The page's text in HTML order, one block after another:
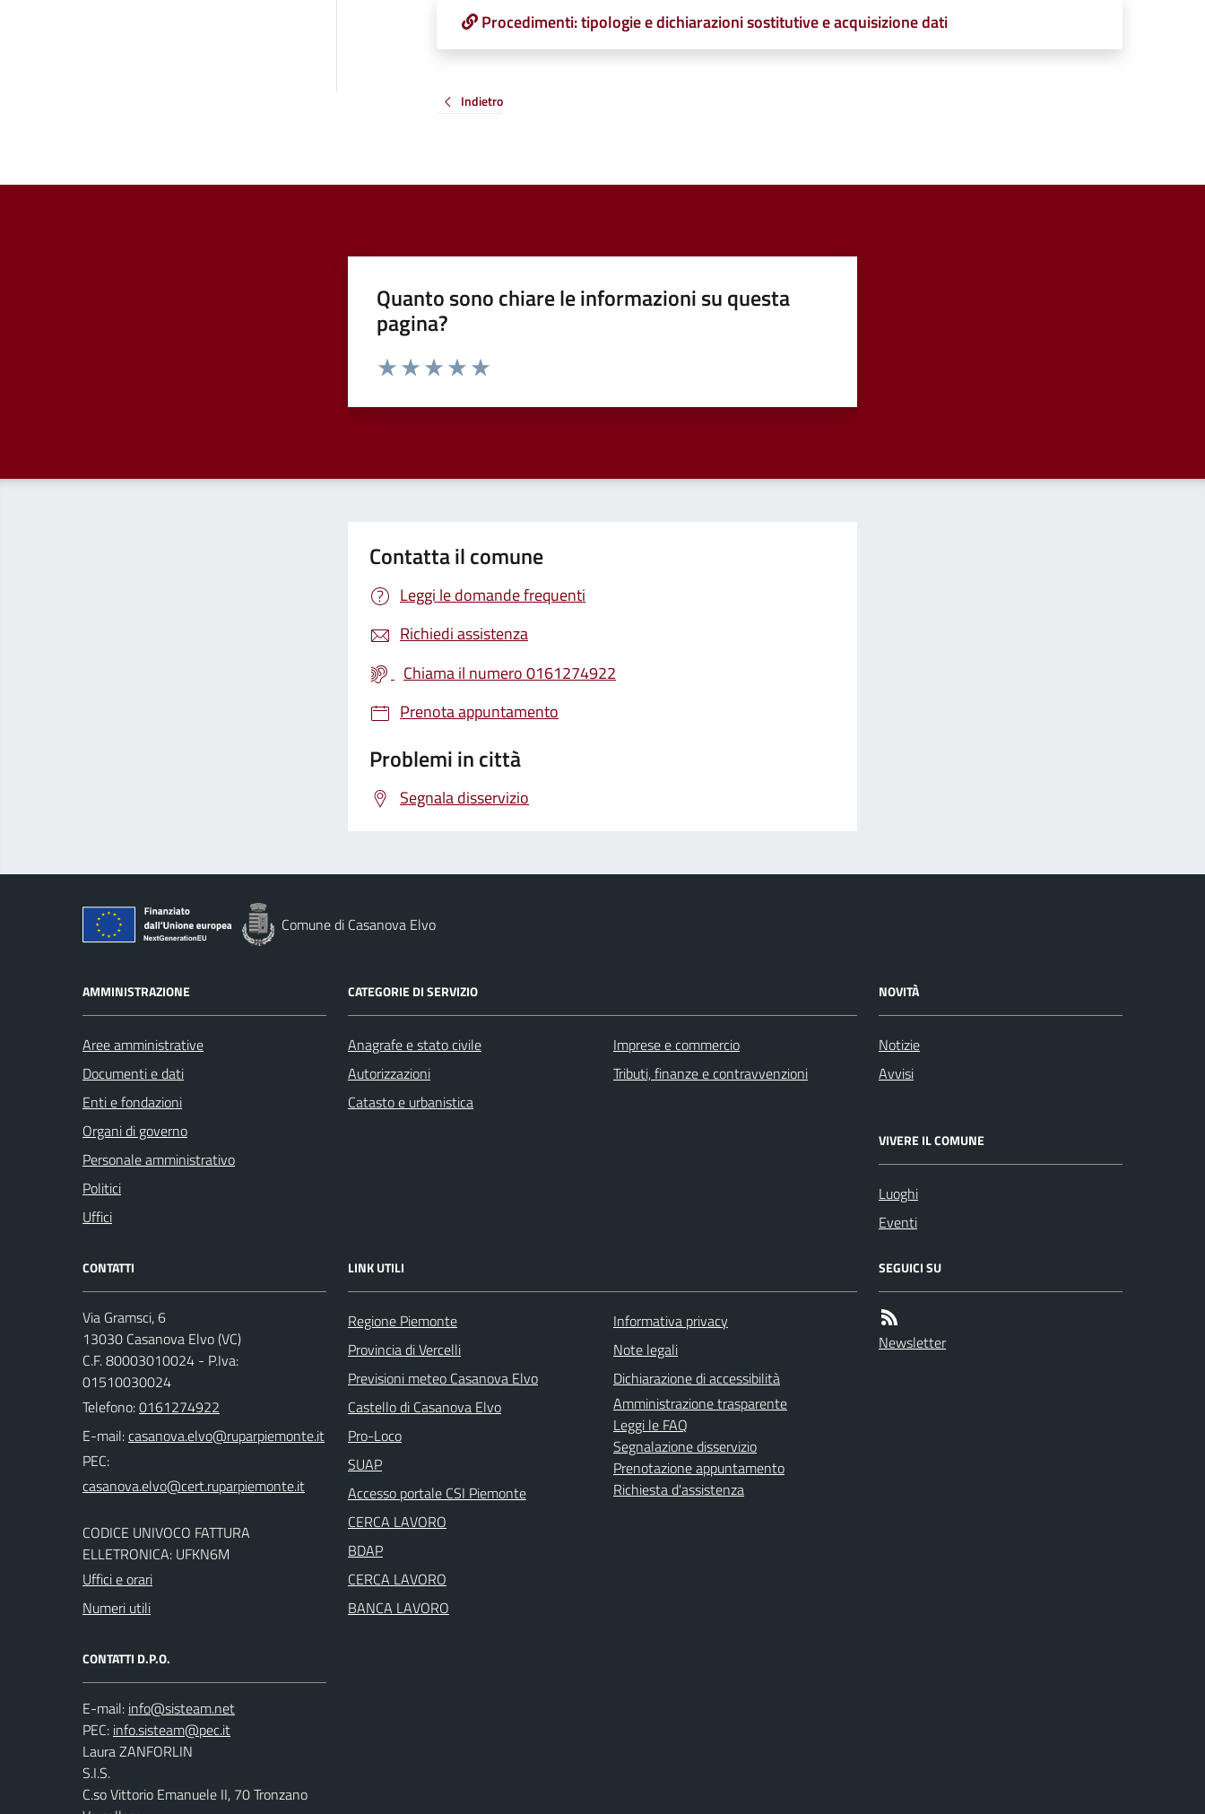
Procedimenti: tipologie e dichiarazioni sostitutive e acquisizione dati
Indietro
Quanto sono chiare le informazioni su questa
pagina?
Valuta da 1 a 5 stelle la pagina
Contatta il comune
Leggi le domande frequenti
Richiedi assistenza
Chiama il numero 0161274922
Prenota appuntamento
Problemi in città
Segnala disservizio
Comune di Casanova Elvo
AMMINISTRAZIONE
Aree amministrative
Documenti e dati
Enti e fondazioni
Organi di governo
Personale amministrativo
Politici
Uffici
CATEGORIE DI SERVIZIO
Anagrafe e stato civile
Autorizzazioni
Catasto e urbanistica
Imprese e commercio
Tributi, finanze e contravvenzioni
NOVITÀ
Notizie
Avvisi
VIVERE IL COMUNE
Luoghi
Eventi
CONTATTI
Via Gramsci, 6
13030 Casanova Elvo (VC)
C.F. 80003010024 - P.Iva:
01510030024
Telefono:0161274922
E-mail:
PEC:
CODICE UNIVOCO FATTURA
ELLETRONICA: UFKN6M
Uffici e orari
Numeri utili
CONTATTI D.P.O.
E-mail:
PEC:
Laura ZANFORLIN
S.I.S.
C.so Vittorio Emanuele II, 70 Tronzano
LINK UTILI
Regione Piemonte
Provincia di Vercelli
Previsioni meteo Casanova Elvo
Castello di Casanova Elvo
Pro-Loco
SUAP
Accesso portale CSI Piemonte
CERCA LAVORO
BDAP
CERCA LAVORO
BANCA LAVORO
Informativa privacy
Note legali
Dichiarazione di accessibilità
Amministrazione trasparente
Leggi le FAQ
Segnalazione disservizio
Prenotazione appuntamento
Richiesta d'assistenza
SEGUICI SU
Newsletter